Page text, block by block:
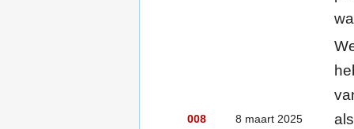
008 8 maart 2025